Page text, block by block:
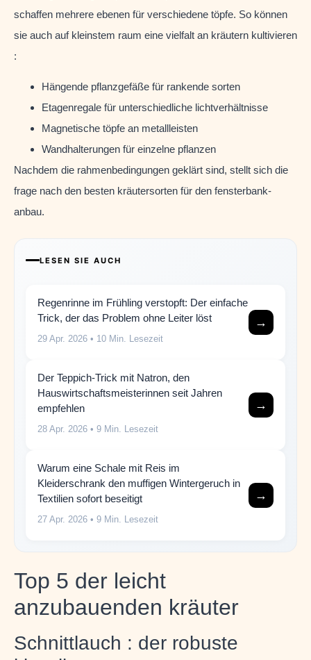
schaffen mehrere ebenen für verschiedene töpfe. So können
sie auch auf kleinstem raum eine vielfalt an kräutern kultivieren
:
Hängende pflanzgefäße für rankende sorten
Etagenregale für unterschiedliche lichtverhältnisse
Magnetische töpfe an metallleisten
Wandhalterungen für einzelne pflanzen
Nachdem die rahmenbedingungen geklärt sind, stellt sich die
frage nach den besten kräutersorten für den fensterbank-
anbau.
LESEN SIE AUCH
Regenrinne im Frühling verstopft: Der einfache
Trick, der das Problem ohne Leiter löst
29 Apr. 2026 • 10 Min. Lesezeit
→
Der Teppich-Trick mit Natron, den
Hauswirtschaftsmeisterinnen seit Jahren
empfehlen
28 Apr. 2026 • 9 Min. Lesezeit
→
Warum eine Schale mit Reis im
Kleiderschrank den muffigen Wintergeruch in
Textilien sofort beseitigt
27 Apr. 2026 • 9 Min. Lesezeit
→
Top 5 der leicht
anzubauenden kräuter
Schnittlauch : der robuste